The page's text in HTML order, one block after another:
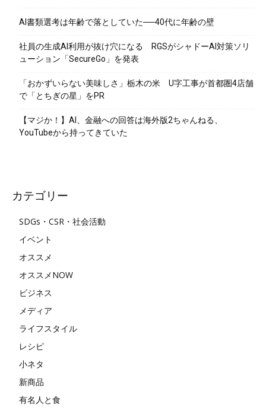
AI書類選考は年齢で落としていた──40代に年齢の壁
社員の生成AI利用が抜け穴になる RGSがシャドーAI対策ソリ
ューション「SecureGo」を発表
「おかずいらない美味しさ」栃木の米 U字工事が首都圏4店舗
で「とちぎの星」をPR
【マジか！】AI、金融への回答は海外版2ちゃんねる、
YouTubeから持ってきていた
カテゴリー
SDGs・CSR・社会活動
イベント
オススメ
オススメNOW
ビジネス
メディア
ライフスタイル
レシピ
小ネタ
新商品
有名人と食